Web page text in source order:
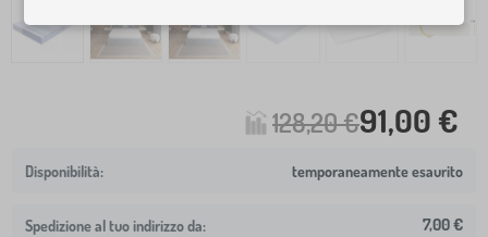
128,20 €91,00 €
temporaneamente esaurito
Spedizione al tuo indirizzo da: 7,00 €